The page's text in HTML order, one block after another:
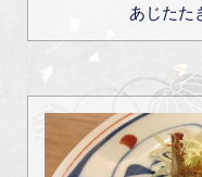
あじたた